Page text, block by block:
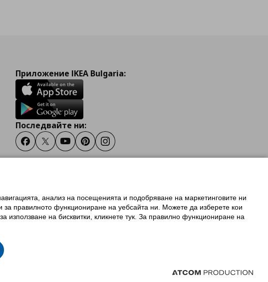
Приложение IKEA Bulgaria:
Последвайте ни:
FacebookTwitterYoutubePinterestInstagram
Условия за ползване на ikea.bg
на програма IKEA Family
анализ на посещенията и подобряване на маркетинговите ни
за правилното функциониране на уебсайта ни. Можете да изберете кои
използване на бисквитки, кликнете тук. За правилно функциониране на